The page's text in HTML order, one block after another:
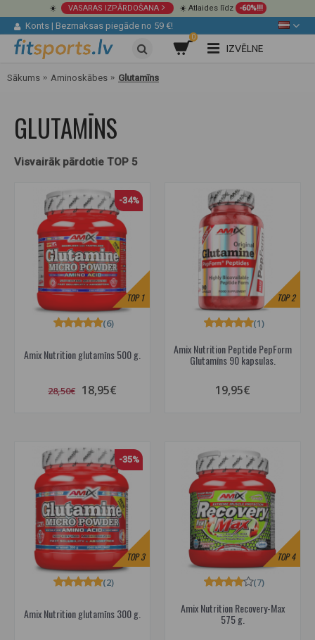
☀️ VASARAS IZPĀRDOŠANA ☀️ Atlaides līdz -60%!!!
Konts | Bezmaksas piegāde no 59 €!
0
IZVĒLNE
Sākums Aminoskābes Glutamīns
GLUTAMĪNS
Visvairāk pārdotie TOP 5
TOP1
-34%
Amix Nutrition glutamīns 500 g.
(6)
28,50€ 18,95€
TOP2
Amix Nutrition Peptide PepForm
Glutamīns 90 kapsulas.
(1)
19,95€
TOP3
-35%
Amix Nutrition glutamīns 300 g.
(2)
TOP4
Amix Nutrition Recovery-Max
575 g.
(7)